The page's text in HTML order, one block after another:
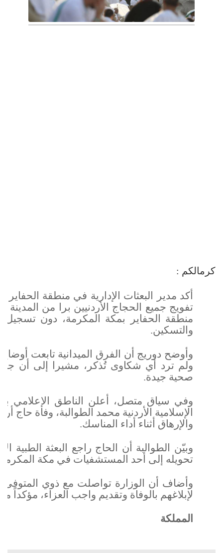
كرمالكم :
أكد مدير البعثات الإدارية في منطقة
تفويج جميع الحجاج الأردنيين برا من
منطقة الحفاير بمكة المكرمة، دون
والتسكين.
وأوضح دوريج أن الفرق الميدانية تابعت
ولم ترد أي شكاوى تُذكر، مشيرا إلى أن
صحية جيدة.
وفي سياق متصل، أعلن الناطق الإعلامي
والإرهاق أثناء أداء المناسك.
وبيّن الطوالبة أن الحاج راجع البعثة
تحويله إلى أحد المستشفيات في مكة المكرمة،
وأضاف أن الوزارة تواصلت مع ذوي المتوفى
لإبلاغهم بالوفاة وتقديم واجب العزاء، مؤكداً
المملكة